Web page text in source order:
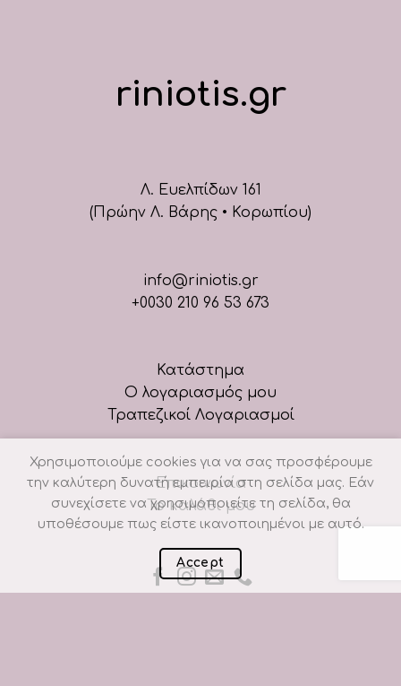
riniotis.gr
Λ. Ευελπίδων 161
(Πρώην Λ. Βάρης • Κορωπίου)
info@riniotis.gr
+0030 210 96 53 673
Κατάστημα
Ο λογαριασμός μου
Τραπεζικοί Λογαριασμοί
Επικοινωνία
Το καλάθι μου
Χρησιμοποιούμε cookies για να σας προσφέρουμε
την καλύτερη δυνατή εμπειρία στη σελίδα μας. Εάν
συνεχίσετε να χρησιμοποιείτε τη σελίδα, θα
υποθέσουμε πως είστε ικανοποιημένοι με αυτό.
Accept